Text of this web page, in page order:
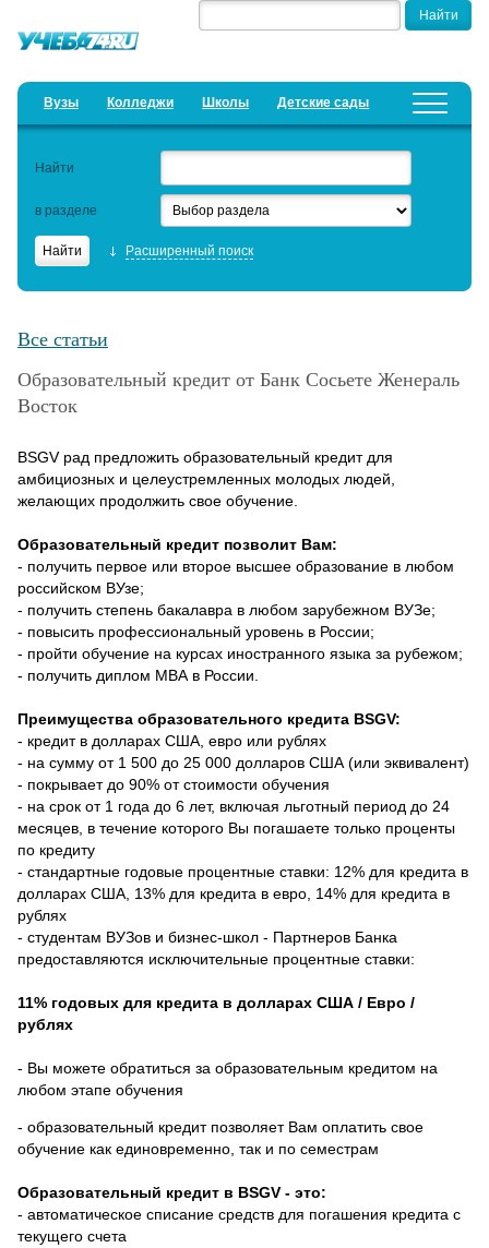
Вузы Колледжи Школы Детские сады
Добавить уч. заведение Предложить новость
Актуальные статьи
Найти
в разделе
Расширенный поиск
Все статьи
Образовательный кредит от Банк Сосьете Женераль
Восток
BSGV рад предложить образовательный кредит для
амбициозных и целеустремленных молодых людей,
желающих продолжить свое обучение.
Образовательный кредит позволит Вам:
- получить первое или второе высшее образование в любом
российском ВУзе;
- получить степень бакалавра в любом зарубежном ВУЗе;
- повысить профессиональный уровень в России;
- пройти обучение на курсах иностранного языка за рубежом;
- получить диплом МВА в России.
Преимущества образовательного кредита BSGV:
- кредит в долларах США, евро или рублях
- на сумму от 1 500 до 25 000 долларов США (или эквивалент)
- покрывает до 90% от стоимости обучения
- на срок от 1 года до 6 лет, включая льготный период до 24
месяцев, в течение которого Вы погашаете только проценты
по кредиту
- стандартные годовые процентные ставки: 12% для кредита в
долларах США, 13% для кредита в евро, 14% для кредита в
рублях
- студентам ВУЗов и бизнес-школ - Партнеров Банка
предоставляются исключительные процентные ставки:
11% годовых для кредита в долларах США / Евро /
рублях
- Вы можете обратиться за образовательным кредитом на
любом этапе обучения
- образовательный кредит позволяет Вам оплатить свое
обучение как единовременно, так и по семестрам
Образовательный кредит в BSGV - это:
- автоматическое списание средств для погашения кредита с
текущего счета